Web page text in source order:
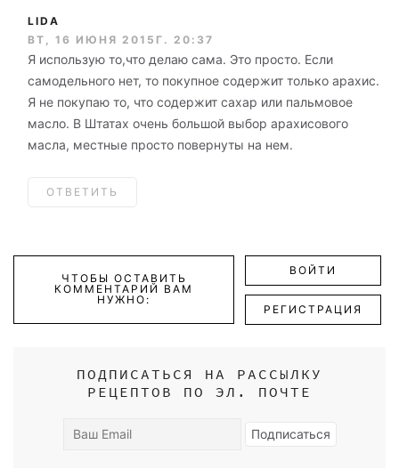
LIDA
ВТ, 16 ИЮНЯ 2015Г. 20:37
Я использую то,что делаю сама. Это просто. Если
самодельного нет, то покупное содержит только арахис.
Я не покупаю то, что содержит сахар или пальмовое
масло. В Штатах очень большой выбор арахисового
масла, местные просто повернуты на нем.
ОТВЕТИТЬ
ЧТОБЫ ОСТАВИТЬ
КОММЕНТАРИЙ ВАМ
НУЖНО:
ВОЙТИ
РЕГИСТРАЦИЯ
ПОДПИСАТЬСЯ НА РАССЫЛКУ
РЕЦЕПТОВ ПО ЭЛ. ПОЧТЕ
Ваш
Подписаться